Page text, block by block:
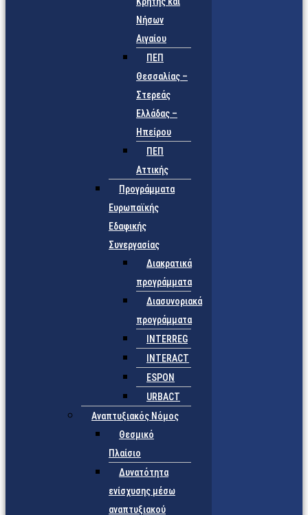
Νήσων
Αιγαίου
ΠΕΠ
Θεσσαλίας –
Στερεάς
Ελλάδας –
Ηπείρου
ΠΕΠ
Αττικής
Προγράμματα
Ευρωπαϊκής
Εδαφικής
Συνεργασίας
Διακρατικά
προγράμματα
Διασυνοριακά
προγράμματα
INTERREG
INTERACT
ESPON
URBACT
Αναπτυξιακός Νόμος
Θεσμικό
Πλαίσιο
Δυνατότητα
ενίσχυσης μέσω
αναπτυξιακού